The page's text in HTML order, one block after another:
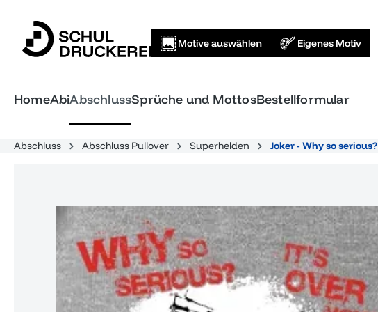
Motive auswählen Eigenes Motiv
HomeAbiAbschlussSprüche und MottosBestellformular
Abschluss Abschluss Pullover Superhelden Joker - Why so serious?